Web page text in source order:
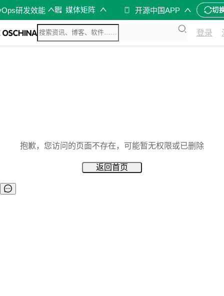
研发效能 媒体矩阵 开源中国APP 切
登录
抱歉，您访问的页面不存在，可能暂无权限或已删除
返回首页